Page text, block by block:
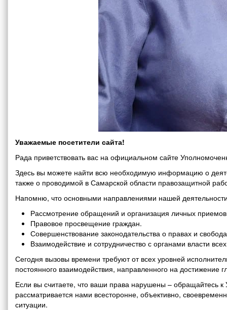
Уважаемые посетители сайта!
Рада приветствовать вас на официальном сайте
Здесь вы можете найти всю необходимую информацию о
также о проводимой в Самарской области правозащитной
Напомню, что основными направлениями нашей
Рассмотрение обращений и организация личных
Правовое просвещение граждан.
Совершенствование законодательства о правах и
Взаимодействие и сотрудничество с органами власти
Сегодня вызовы времени требуют от всех уровней
постоянного взаимодействия, направленного на
Если вы считаете, что ваши права нарушены – обращайтесь
рассматривается нами всесторонне, объективно,
ситуации.